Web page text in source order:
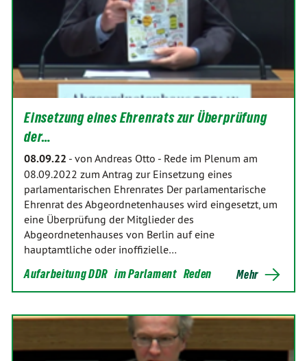
Einsetzung eines Ehrenrats zur Überprüfung
der…
08.09.22 - von Andreas Otto - Rede im Plenum am
08.09.2022 zum Antrag zur Einsetzung eines
parlamentarischen Ehrenrates Der parlamentarische
Ehrenrat des Abgeordnetenhauses wird eingesetzt, um
eine Überprüfung der Mitglieder des
Abgeordnetenhauses von Berlin auf eine
hauptamtliche oder inoffizielle…
Aufarbeitung DDR im Parlament Reden Mehr